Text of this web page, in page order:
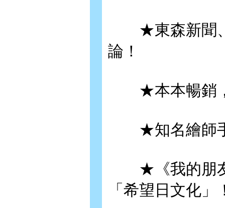
★東森新聞、
論！
★本本暢銷，
★知名繪師手
★《我的朋友
「希望日文化」